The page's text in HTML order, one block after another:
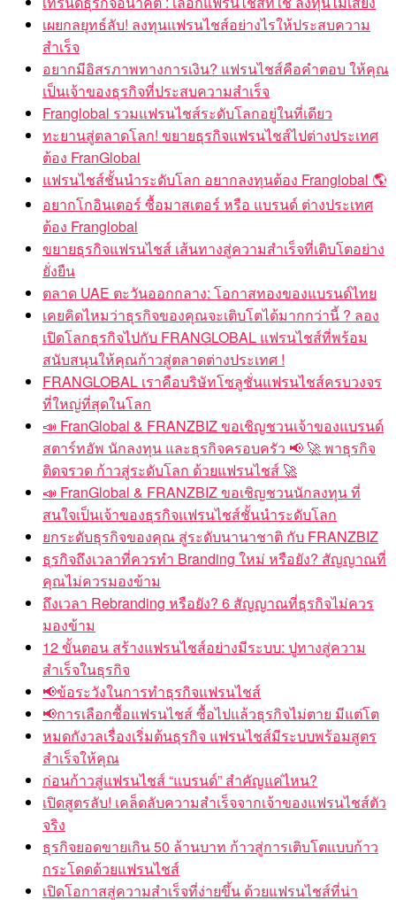
เผยกลยุทธ์ลับ! ลงทุนแฟรนไชส์อย่างไรให้ประสบความ
สำเร็จ
อยากมีอิสรภาพทางการเงิน? แฟรนไชส์คือคำตอบ ให้คุณ
เป็นเจ้าของธุรกิจที่ประสบความสำเร็จ
Franglobal รวมแฟรนไชส์ระดับโลกอยู่ในที่เดียว
ทะยานสู่ตลาดโลก! ขยายธุรกิจแฟรนไชส์ไปต่างประเทศ
ต้อง FranGlobal
แฟรนไชส์ชั้นนำระดับโลก อยากลงทุนต้อง Franglobal 🌎
อยากโกอินเตอร์ ซื้อมาสเตอร์ หรือ แบรนด์ ต่างประเทศ
ต้อง Franglobal
ขยายธุรกิจแฟรนไชส์ เส้นทางสู่ความสำเร็จที่เติบโตอย่าง
ยั่งยืน
ตลาด UAE ตะวันออกกลาง: โอกาสทองของแบรนด์ไทย
เคยคิดไหมว่าธุรกิจของคุณจะเติบโตได้มากกว่านี้ ? ลอง
เปิดโลกธุรกิจไปกับ FRANGLOBAL แฟรนไชส์ที่พร้อม
สนับสนุนให้คุณก้าวสู่ตลาดต่างประเทศ !
FRANGLOBAL เราคือบริษัทโซลูชั่นแฟรนไชส์ครบวงจร
ที่ใหญ่ที่สุดในโลก
📣 FranGlobal & FRANZBIZ ขอเชิญชวนเจ้าของแบรนด์
สตาร์ทอัพ นักลงทุน และธุรกิจครอบครัว 📢 🚀 พาธุรกิจ
ติดจรวด ก้าวสู่ระดับโลก ด้วยแฟรนไชส์ 🚀
📣 FranGlobal & FRANZBIZ ขอเชิญชวนนักลงทุน ที่
สนใจเป็นเจ้าของธุรกิจแฟรนไชส์ชั้นนำระดับโลก
ยกระดับธุรกิจของคุณ สู่ระดับนานาชาติ กับ FRANZBIZ
ธุรกิจถึงเวลาที่ควรทำ Branding ใหม่ หรือยัง? สัญญาณที่
คุณไม่ควรมองข้าม
ถึงเวลา Rebranding หรือยัง? 6 สัญญาณที่ธุรกิจไม่ควร
มองข้าม
12 ขั้นตอน สร้างแฟรนไชส์อย่างมีระบบ: ปูทางสู่ความ
สำเร็จในธุรกิจ
📢ข้อระวังในการทำธุรกิจแฟรนไชส์
📢การเลือกซื้อแฟรนไชส์ ซื้อไปแล้วธุรกิจไม่ตาย มีแต่โต
หมดกังวลเรื่องเริ่มต้นธุรกิจ แฟรนไชส์มีระบบพร้อมสูตร
สำเร็จให้คุณ
ก่อนก้าวสู่แฟรนไชส์ “แบรนด์” สำคัญแค่ไหน?
เปิดสูตรลับ! เคล็ดลับความสำเร็จจากเจ้าของแฟรนไชส์ตัว
จริง
ธุรกิจยอดขายเกิน 50 ล้านบาท ก้าวสู่การเติบโตแบบก้าว
กระโดดด้วยแฟรนไชส์
เปิดโอกาสสู่ความสำเร็จที่ง่ายขึ้น ด้วยแฟรนไชส์ที่น่า